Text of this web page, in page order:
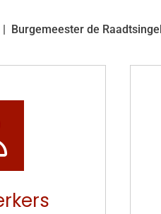
Burgemeester de Raadtsingel